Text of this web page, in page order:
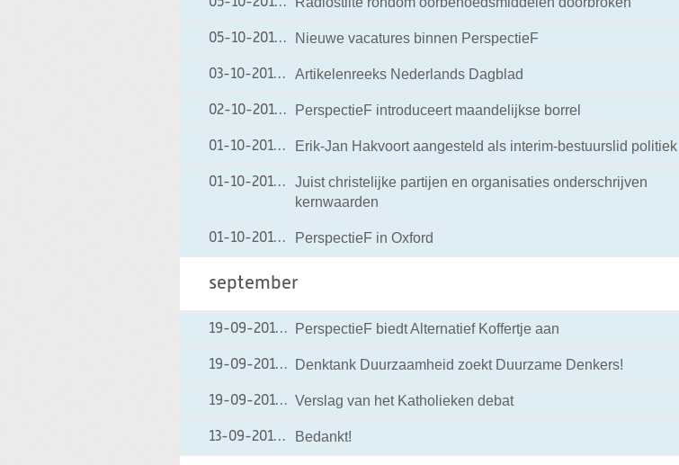
05-10-201205-10-2012 18:41
Nieuwe vacatures binnen PerspectieF
03-10-201203-10-2012 19:20
Artikelenreeks Nederlands Dagblad
02-10-201202-10-2012 19:29
PerspectieF introduceert maandelijkse borrel
01-10-201201-10-2012 20:09
Erik-Jan Hakvoort aangesteld als interim-bestuurslid politiek
01-10-201201-10-2012 20:05
Juist christelijke partijen en organisaties onderschrijven
kernwaarden
01-10-201201-10-2012 20:02
PerspectieF in Oxford
september
19-09-201219-09-2012 18:18
PerspectieF biedt Alternatief Koffertje aan
19-09-201219-09-2012 18:16
Denktank Duurzaamheid zoekt Duurzame Denkers!
19-09-201219-09-2012 18:15
Verslag van het Katholieken debat
13-09-201213-09-2012 19:20
Bedankt!